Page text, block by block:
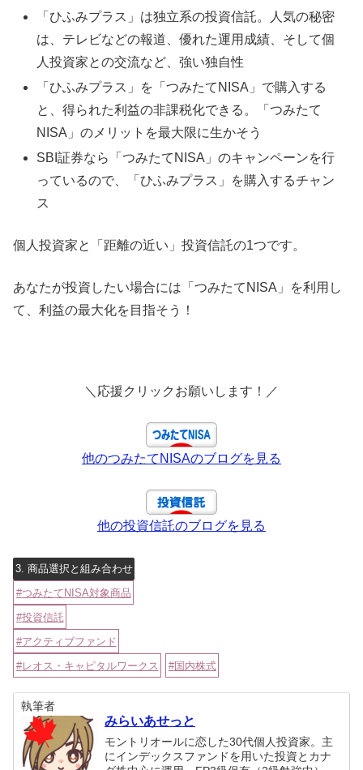
「ひふみプラス」は独立系の投資信託。人気の秘密
は、テレビなどの報道、優れた運用成績、そして個
人投資家との交流など、強い独自性
「ひふみプラス」を「つみたてNISA」で購入する
と、得られた利益の非課税化できる。「つみたて
NISA」のメリットを最大限に生かそう
SBI証券なら「つみたてNISA」のキャンペーンを行
っているので、「ひふみプラス」を購入するチャン
ス
個人投資家と「距離の近い」投資信託の1つです。
あなたが投資したい場合には「つみたてNISA」を利用し
て、利益の最大化を目指そう！
＼応援クリックお願いします！／
他のつみたてNISAのブログを見る
他の投資信託のブログを見る
3. 商品選択と組み合わせ
つみたてNISA対象商品
投資信託
アクティブファンド
レオス・キャピタルワークス 国内株式
執筆者
みらいあせっと
モントリオールに恋した30代個人投資家。主
にインデックスファンドを用いた投資とカナ